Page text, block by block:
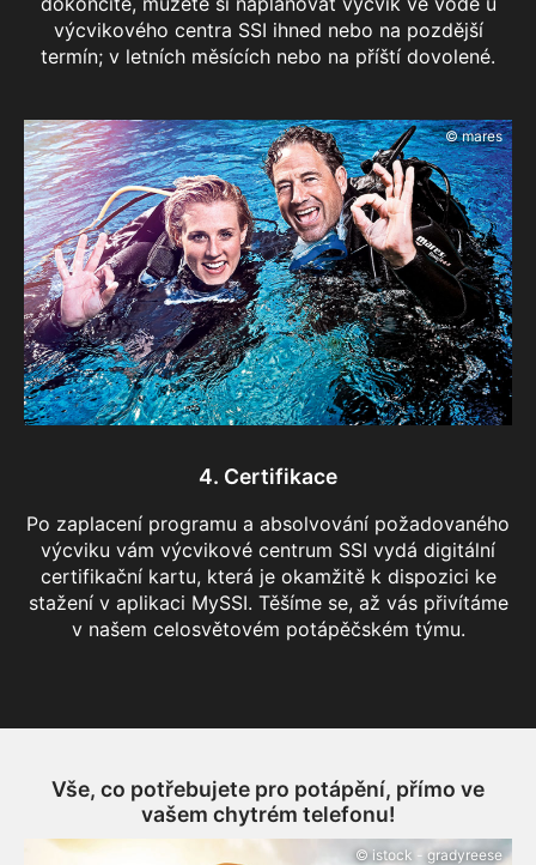
výcvikového centra SSI ihned nebo na pozdější
termín; v letních měsících nebo na příští dovolené.
© mares
4. Certifikace
Po zaplacení programu a absolvování požadovaného
výcviku vám výcvikové centrum SSI vydá digitální
certifikační kartu, která je okamžitě k dispozici ke
stažení v aplikaci MySSI. Těšíme se, až vás přivítáme
v našem celosvětovém potápěčském týmu.
Vše, co potřebujete pro potápění, přímo ve
vašem chytrém telefonu!
© istock - gradyreese